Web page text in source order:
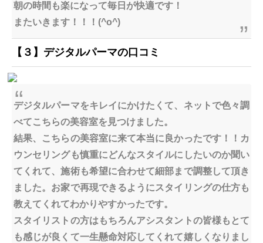
朝の時間も楽になって毎日が快適です！
またいきます！！！(^o^)
【３】デジタルパーマの口コミ
デジタルパーマをキレイにかけたくて、ネットで色々調
べてこちらの美容室を見つけました。
結果、こちらの美容室に来て本当に良かったです！！カ
ウンセリングも慎重にどんなスタイルにしたいのか聞い
てくれて、施術も希望に合わせて細部まで調整して頂き
ました。お家で再現できるようにスタイリングの仕方も
教えてくれてわかりやすかったです。
スタイリストの方はもちろんアシスタントの皆様もとて
も感じが良くて一生懸命対応してくれて嬉しくなりまし